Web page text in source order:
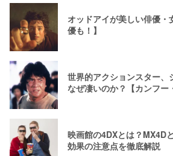
オッドアイが美しい俳優
優も！】
世界的アクションスター、
なぜ凄いのか？【カンフー
映画館の4DXとは？MX4D
効果の注意点を徹底解説